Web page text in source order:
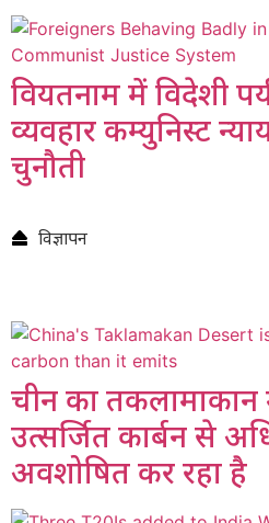
वियतनाम में विदेशी
व्यवहार कम्युनिस्ट
चुनौती
विज्ञापन
चीन का
उत्सर्जित कार्बन से
अवशोषित कर रहा है